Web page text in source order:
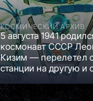
КОСМИЧЕСКИЙ АРХИВ
5 августа 1941
космонавт СССР
Кизим — перелетел
станции на другую и